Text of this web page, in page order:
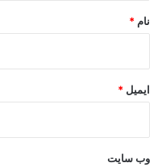
نام *
ایمیل *
وب‌ سایت